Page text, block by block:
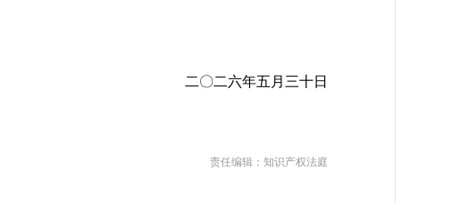
二〇二六年五月三十日
责任编辑：知识产权法庭